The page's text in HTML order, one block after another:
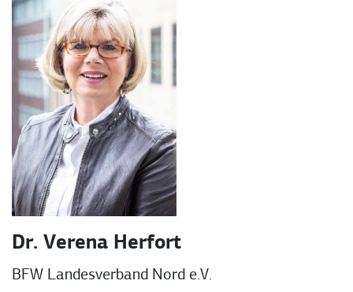
Dr. Verena Herfort
BFW Landesverband Nord e.V.